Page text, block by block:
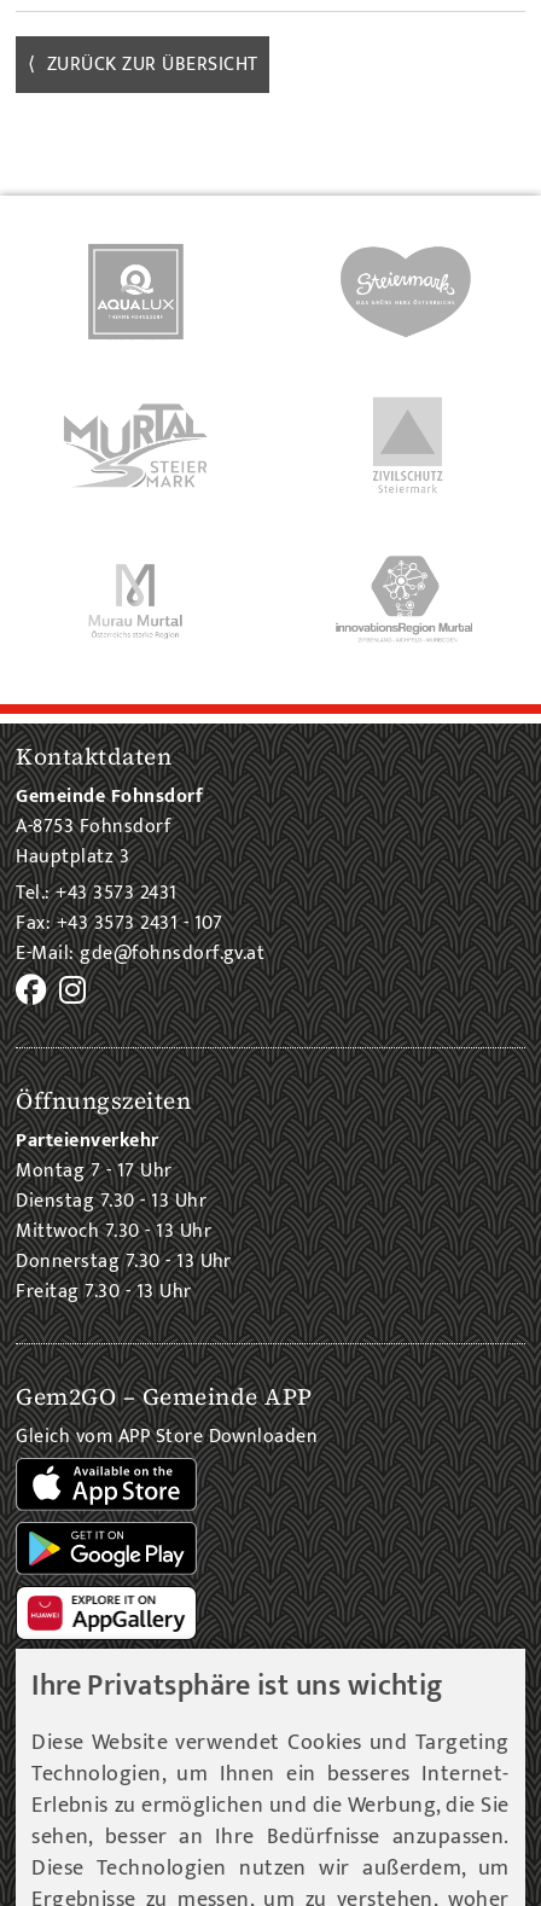
Ihre Privatsphäre ist uns wichtig
Diese Website verwendet Cookies und Targeting
Technologien, um Ihnen ein besseres Internet-
Erlebnis zu ermöglichen und die Werbung, die Sie
sehen, besser an Ihre Bedürfnisse anzupassen.
Diese Technologien nutzen wir außerdem, um
⟨ ZURÜCK ZUR ÜBERSICHT
Kontaktdaten
Gemeinde Fohnsdorf
A-8753 Fohnsdorf
Hauptplatz 3
Tel.: +43 3573 2431
Fax: +43 3573 2431 - 107
E-Mail: gde@fohnsdorf.gv.at
Öffnungszeiten
Parteienverkehr
Montag 7 - 17 Uhr
Dienstag 7.30 - 13 Uhr
Mittwoch 7.30 - 13 Uhr
Donnerstag 7.30 - 13 Uhr
Freitag 7.30 - 13 Uhr
Gem2GO – Gemeinde APP
Gleich vom APP Store Downloaden
Gemeinde Newsletter
Immer am aktuellsten Informationsstand!
Unser Infoservice liefert Ihnen, in periodischen
Abständen, Informationen rund um die Gemeinde
Fohnsdorf.